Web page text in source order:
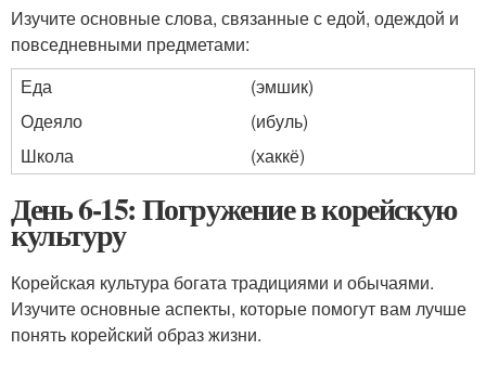
Изучите основные слова, связанные с едой, одеждой и
повседневными предметами:
Еда
(эмшик)
Одеяло
(ибуль)
Школа
(хаккё)
День 6-15: Погружение в корейскую
культуру
Корейская культура богата традициями и обычаями.
Изучите основные аспекты, которые помогут вам лучше
понять корейский образ жизни.